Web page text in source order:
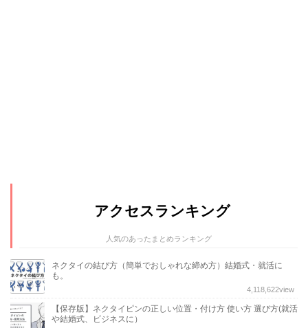
アクセスランキング
人気のあったまとめランキング
ネクタイの結び方（簡単でおしゃれな締め方）結婚式・就活に
も。
4,118,622view
【保存版】ネクタイピンの正しい位置・付け方 使い方 選び方(就活
や結婚式、ビジネスに）